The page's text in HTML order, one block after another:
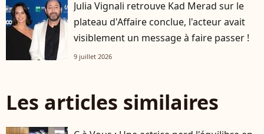
Julia Vignali retrouve Kad Merad sur le
plateau d'Affaire conclue, l'acteur avait
visiblement un message à faire passer !
9 juillet 2026
Les articles similaires